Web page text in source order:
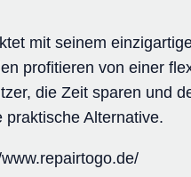
mit seinem
profitieren von einer
die Zeit sparen und
praktische Alternative.